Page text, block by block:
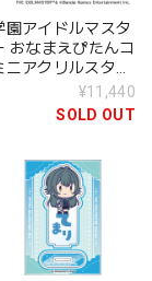
園アイドルマスタ
おなまえぴたんコ
ニアクリルスタン
ド BOX 全13種¥11,440
SOLD OUT